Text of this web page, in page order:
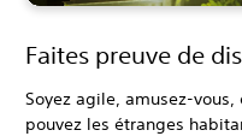
Faites preuve de
Soyez agile, amusez-
pouvez les étranges